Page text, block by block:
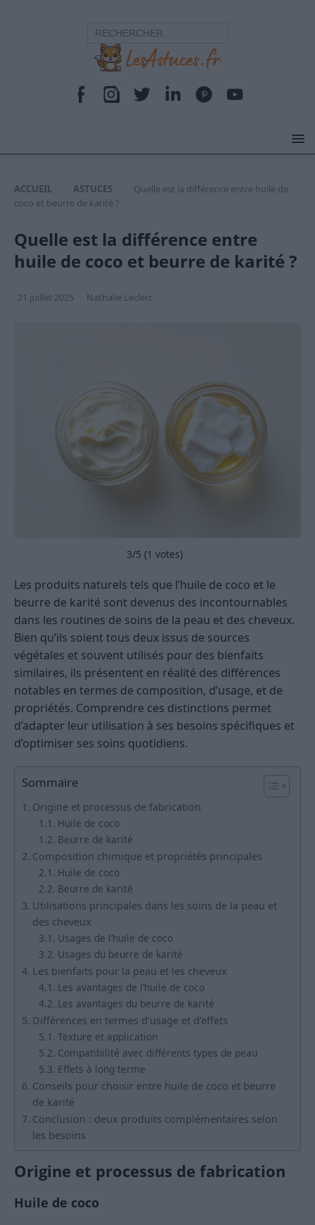
ACCUEIL ASTUCES
Quelle est la différence entre huile de
coco et beurre de karité ?
Quelle est la différence entre
huile de coco et beurre de karité ?
21 juillet 2025 Nathalie Leclerc
3/5 (1 votes)
Les produits naturels tels que l’huile de coco et le
beurre de karité sont devenus des incontournables
dans les routines de soins de la peau et des cheveux.
Bien qu’ils soient tous deux issus de sources
végétales et souvent utilisés pour des bienfaits
similaires, ils présentent en réalité des différences
notables en termes de composition, d’usage, et de
propriétés. Comprendre ces distinctions permet
d’adapter leur utilisation à ses besoins spécifiques et
d’optimiser ses soins quotidiens.
Sommaire
Origine et processus de fabrication
Huile de coco
Beurre de karité
Composition chimique et propriétés principales
Huile de coco
Beurre de karité
Utilisations principales dans les soins de la peau et
des cheveux
Usages de l’huile de coco
Usages du beurre de karité
Les bienfaits pour la peau et les cheveux
Les avantages de l’huile de coco
Les avantages du beurre de karité
Différences en termes d’usage et d’effets
Texture et application
Compatibilité avec différents types de peau
Effets à long terme
Conseils pour choisir entre huile de coco et beurre
de karité
Conclusion : deux produits complémentaires selon
les besoins
Origine et processus de fabrication
Huile de coco